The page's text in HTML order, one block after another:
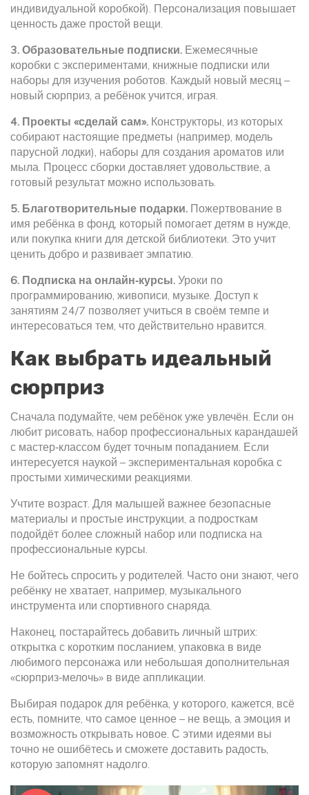
индивидуальной коробкой). Персонализация повышает
ценность даже простой вещи.
3. Образовательные подписки. Ежемесячные
коробки с экспериментами, книжные подписки или
наборы для изучения роботов. Каждый новый месяц –
новый сюрприз, а ребёнок учится, играя.
4. Проекты «сделай сам». Конструкторы, из которых
собирают настоящие предметы (например, модель
парусной лодки), наборы для создания ароматов или
мыла. Процесс сборки доставляет удовольствие, а
готовый результат можно использовать.
5. Благотворительные подарки. Пожертвование в
имя ребёнка в фонд, который помогает детям в нужде,
или покупка книги для детской библиотеки. Это учит
ценить добро и развивает эмпатию.
6. Подписка на онлайн‑курсы. Уроки по
программированию, живописи, музыке. Доступ к
занятиям 24/7 позволяет учиться в своём темпе и
интересоваться тем, что действительно нравится.
Как выбрать идеальный
сюрприз
Сначала подумайте, чем ребёнок уже увлечён. Если он
любит рисовать, набор профессиональных карандашей
с мастер‑классом будет точным попаданием. Если
интересуется наукой – экспериментальная коробка с
простыми химическими реакциями.
Учтите возраст. Для малышей важнее безопасные
материалы и простые инструкции, а подросткам
подойдёт более сложный набор или подписка на
профессиональные курсы.
Не бойтесь спросить у родителей. Часто они знают, чего
ребёнку не хватает, например, музыкального
инструмента или спортивного снаряда.
Наконец, постарайтесь добавить личный штрих:
открытка с коротким посланием, упаковка в виде
любимого персонажа или небольшая дополнительная
«сюрприз‑мелочь» в виде аппликации.
Выбирая подарок для ребёнка, у которого, кажется, всё
есть, помните, что самое ценное – не вещь, а эмоция и
возможность открывать новое. С этими идеями вы
точно не ошибётесь и сможете доставить радость,
которую запомнят надолго.